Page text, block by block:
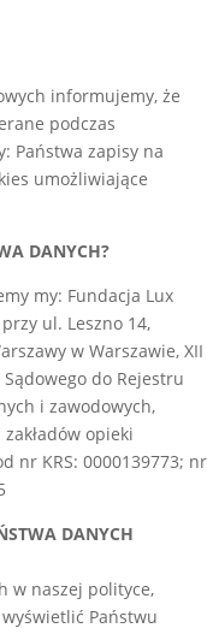
informujemy, że
podczas
Państwa zapisy na
umożliwiające
DANYCH?
my: Fundacja Lux
ul. Leszno 14,
w Warszawie, XII
do Rejestru
i zawodowych,
opieki
nr KRS: 0000139773; nr
DANYCH
w naszej polityce,
Państwu